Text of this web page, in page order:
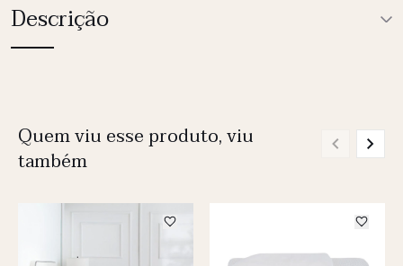
Descrição
Quem viu esse produto, viu
também